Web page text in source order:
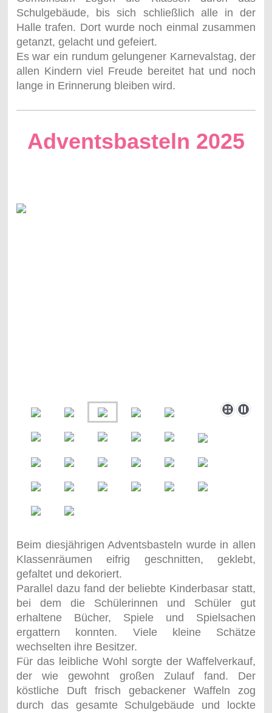
Schulgebäude, bis sich schließlich alle in der
Halle trafen. Dort wurde noch einmal zusammen
getanzt, gelacht und gefeiert.
Es war ein rundum gelungener Karnevalstag, der
allen Kindern viel Freude bereitet hat und noch
lange in Erinnerung bleiben wird.
Adventsbasteln 2025
Beim diesjährigen Adventsbasteln wurde in allen
Klassenräumen eifrig geschnitten, geklebt,
gefaltet und dekoriert.
Parallel dazu fand der beliebte Kinderbasar statt,
bei dem die Schülerinnen und Schüler gut
erhaltene Bücher, Spiele und Spielsachen
ergattern konnten. Viele kleine Schätze
wechselten ihre Besitzer.
Für das leibliche Wohl sorgte der Waffelverkauf,
der wie gewohnt großen Zulauf fand. Der
köstliche Duft frisch gebackener Waffeln zog
durch das gesamte Schulgebäude und lockte